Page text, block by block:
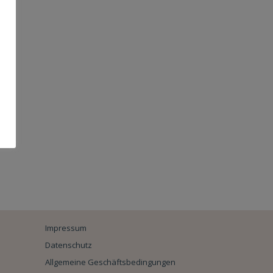
Impressum
Datenschutz
Allgemeine Geschäftsbedingungen